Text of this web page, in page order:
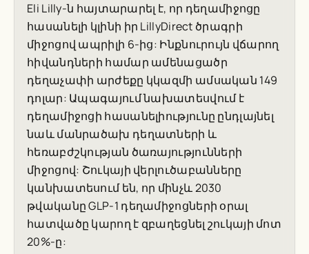
Eli Lilly-ն հայտարարել է, որ դեղամիջոցը
հասանելի կլինի իր LillyDirect ծրագրի
միջոցով ապրիլի 6-ից: Ինքնուրույն վճարող
հիվանդների համար ամենացածր
դեղաչափի արժեքը կկազմի ամսական 149
դոլար: Ապագայում նախատեսվում է
դեղամիջոցի հասանելիությունը ընդլայնել
նաև մանրածախ դեղատների և
հեռաբժշկության ծառայությունների
միջոցով: Շուկայի վերլուծաբանները
կանխատեսում են, որ մինչև 2030
թվականը GLP-1 դեղամիջոցների օրալ
հատվածը կարող է զբաղեցնել շուկայի մոտ
20%-ը: